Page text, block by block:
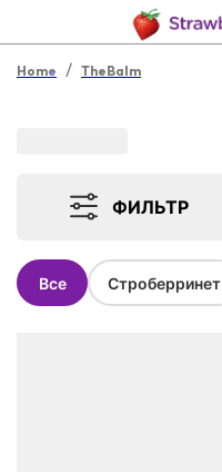
Home / TheBalm
ФИЛЬТР
Все Строберринет